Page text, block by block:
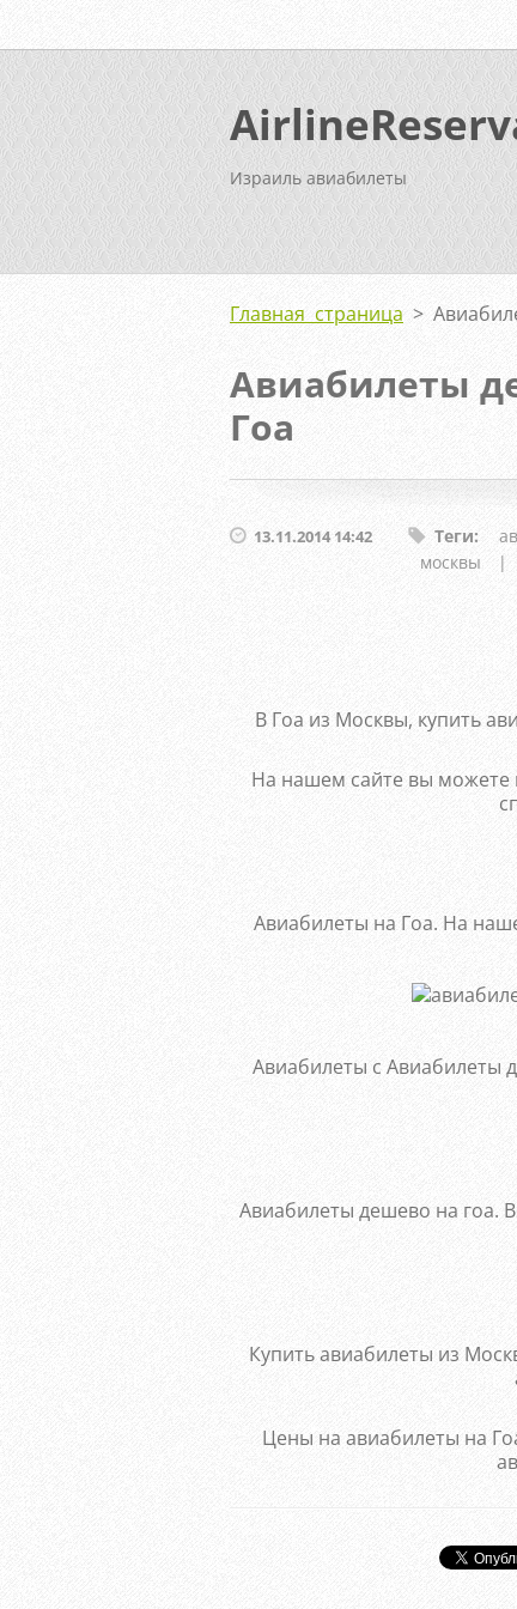
Израиль авиабилеты
Главная страница >
Авиабилеты
Гоа
13.11.2014 14:42 Теги:
москвы
|
В Гоа из Москвы, купить
На нашем сайте вы можете
Авиабилеты на Гоа. На
Авиабилеты c Авиабилеты
Авиабилеты дешево на гоа.
Купить авиабилеты из
Цены на авиабилеты на